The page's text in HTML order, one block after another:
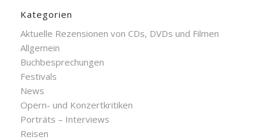
Kategorien
Aktuelle Rezensionen von CDs, DVDs und Filmen
Allgemein
Buchbesprechungen
Festivals
News
Opern- und Konzertkritiken
Porträts – Interviews
Reisen